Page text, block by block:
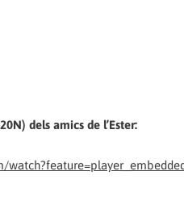
dels amics de l’Ester: